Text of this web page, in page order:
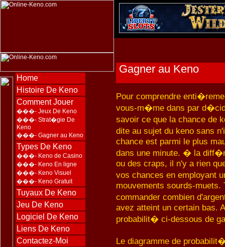
Home
Histoire De Keno
Comment Jouer
���- Jeux De Keno
���- Strat�gie De
Keno
���- Gagner au Keno
Types De Keno
���- Keno de Casino
���- Keno En ligne
���- Keno Visuel
���- Keno Gratuit
Tuyaux De Keno
Jeu De Keno
Logiciel De Keno
Liens De Keno
Contactez-Moi
Gagner au Keno
Pour comprendre
vous-m�me dans par
savoir ce que la chance de
dite au sujet du keno sans
chance est parmi le plus
dans une minute. � la
ou des craps, il n'y a rien
vos chances en employant
mouvements sourds-muets.
commander combien
avez atteint un certain bas.
probabilit� ci-dessous de
Le diagramme de